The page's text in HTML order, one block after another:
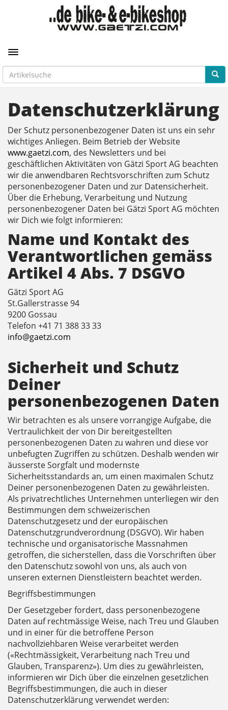
Toggle navigation
Datenschutzerklärung
Der Schutz personenbezogener Daten ist uns ein sehr
wichtiges Anliegen. Beim Betrieb der Website
www.gaetzi.com, des Newsletters und bei
geschäftlichen Aktivitäten von Gätzi Sport AG beachten
wir die anwendbaren Rechtsvorschriften zum Schutz
personenbezogener Daten und zur Datensicherheit.
Über die Erhebung, Verarbeitung und Nutzung
personenbezogener Daten bei Gätzi Sport AG möchten
wir Dich wie folgt informieren:
Name und Kontakt des
Verantwortlichen gemäss
Artikel 4 Abs. 7 DSGVO
Gätzi Sport AG
St.Gallerstrasse 94
9200 Gossau
Telefon +41 71 388 33 33
info@gaetzi.com
Sicherheit und Schutz
Deiner
personenbezogenen Daten
Wir betrachten es als unsere vorrangige Aufgabe, die
Vertraulichkeit der von Dir bereitgestellten
personenbezogenen Daten zu wahren und diese vor
unbefugten Zugriffen zu schützen. Deshalb wenden wir
äusserste Sorgfalt und modernste
Sicherheitsstandards an, um einen maximalen Schutz
Deiner personenbezogenen Daten zu gewährleisten.
Als privatrechtliches Unternehmen unterliegen wir den
Bestimmungen dem schweizerischen
Datenschutzgesetz und der europäischen
Datenschutzgrundverordnung (DSGVO). Wir haben
technische und organisatorische Massnahmen
getroffen, die sicherstellen, dass die Vorschriften über
den Datenschutz sowohl von uns, als auch von
unseren externen Dienstleistern beachtet werden.
Begriffsbestimmungen
Der Gesetzgeber fordert, dass personenbezogene
Daten auf rechtmässige Weise, nach Treu und Glauben
und in einer für die betroffene Person
nachvollziehbaren Weise verarbeitet werden
(«Rechtmässigkeit, Verarbeitung nach Treu und
Glauben, Transparenz»). Um dies zu gewährleisten,
informieren wir Dich über die einzelnen gesetzlichen
Begriffsbestimmungen, die auch in dieser
Datenschutzerklärung verwendet werden: